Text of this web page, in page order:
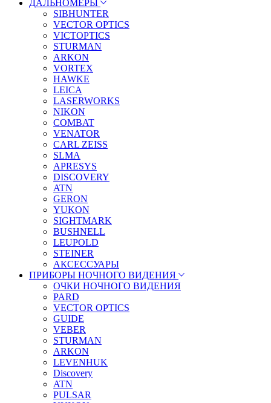
ДАЛЬНОМЕРЫ
SIBHUNTER
VECTOR OPTICS
VICTOPTICS
STURMAN
ARKON
VORTEX
HAWKE
LEICA
LASERWORKS
NIKON
COMBAT
VENATOR
CARL ZEISS
SLMA
APRESYS
DISCOVERY
ATN
GERON
YUKON
SIGHTMARK
BUSHNELL
LEUPOLD
STEINER
АКСЕССУАРЫ
ПРИБОРЫ НОЧНОГО ВИДЕНИЯ
ОЧКИ НОЧНОГО ВИДЕНИЯ
PARD
VECTOR OPTICS
GUIDE
VEBER
STURMAN
ARKON
LEVENHUK
Discovery
ATN
PULSAR